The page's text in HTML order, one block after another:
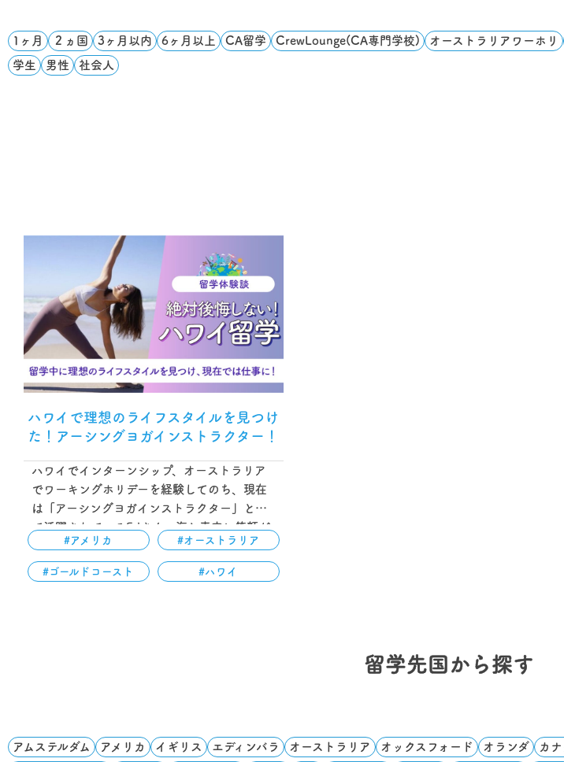
1ヶ月 ２ヵ国 3ヶ月以内 6ヶ月以上 CA留学 CrewLounge(CA専門学校) オーストラリアワーホリ
学生 男性 社会人
ハワイで理想のライフスタイルを見つけ
た！アーシングヨガインストラクター！
ハワイでインターンシップ、オーストラリア
でワーキングホリデーを経験してのち、現在
は「アーシングヨガインストラクター」とし
て活躍されているEriさん。海と青空に笑顔が
映える素敵な女性です！…
#アメリカ #オーストラリア
#ゴールドコースト #ハワイ
留学先国から探す
アムステルダム アメリカ イギリス エディンバラ オーストラリア オックスフォード オランダ カ